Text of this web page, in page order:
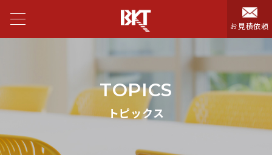
お見積依頼
TOPICS
トピックス